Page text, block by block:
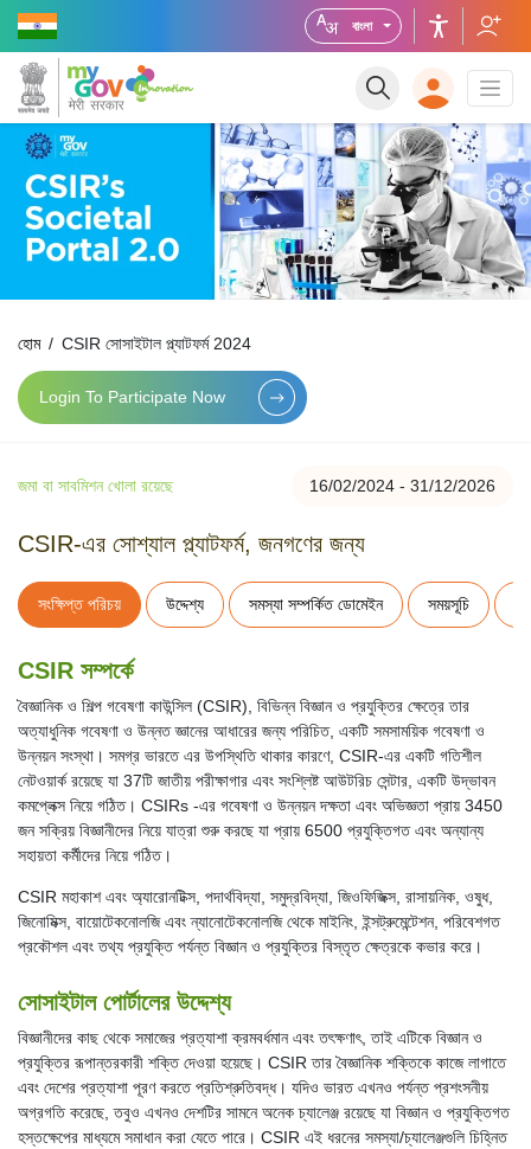
বাংলা
হোম CSIR সোসাইটাল প্ল্যাটফর্ম 2024
Login To Participate Now
জমা বা সাবমিশন খোলা রয়েছে 16/02/2024 - 31/12/2026
CSIR-এর সোশ্যাল প্ল্যাটফর্ম, জনগণের জন্য
সংক্ষিপ্ত পরিচয় উদ্দেশ্য সমস্যা সম্পর্কিত ডোমেইন সময়সূচি
CSIR সম্পর্কে
বৈজ্ঞানিক ও শিল্প গবেষণা কাউন্সিল (CSIR), বিভিন্ন বিজ্ঞান ও প্রযুক্তির ক্ষেত্রে তার
অত্যাধুনিক গবেষণা ও উন্নত জ্ঞানের আধারের জন্য পরিচিত, একটি সমসাময়িক গবেষণা ও
উন্নয়ন সংস্থা। সমগ্র ভারতে এর উপস্থিতি থাকার কারণে, CSIR-এর একটি গতিশীল
নেটওয়ার্ক রয়েছে যা 37টি জাতীয় পরীক্ষাগার এবং সংশ্লিষ্ট আউটরিচ সেন্টার, একটি উদ্ভাবন
কমপ্লেক্স নিয়ে গঠিত। CSIRs -এর গবেষণা ও উন্নয়ন দক্ষতা এবং অভিজ্ঞতা প্রায় 3450
জন সক্রিয় বিজ্ঞানীদের নিয়ে যাত্রা শুরু করছে যা প্রায় 6500 প্রযুক্তিগত এবং অন্যান্য
সহায়তা কর্মীদের নিয়ে গঠিত।
CSIR মহাকাশ এবং অ্যারোনটিক্স, পদার্থবিদ্যা, সমুদ্রবিদ্যা, জিওফিজিক্স, রাসায়নিক, ওষুধ,
জিনোমিক্স, বায়োটেকনোলজি এবং ন্যানোটেকনোলজি থেকে মাইনিং, ইন্সট্রুমেন্টেশন, পরিবেশগত
প্রকৌশল এবং তথ্য প্রযুক্তি পর্যন্ত বিজ্ঞান ও প্রযুক্তির বিস্তৃত ক্ষেত্রকে কভার করে।
সোসাইটাল পোর্টালের উদ্দেশ্য
বিজ্ঞানীদের কাছ থেকে সমাজের প্রত্যাশা ক্রমবর্ধমান এবং তৎক্ষণাৎ, তাই এটিকে বিজ্ঞান ও
প্রযুক্তির রূপান্তরকারী শক্তি দেওয়া হয়েছে। CSIR তার বৈজ্ঞানিক শক্তিকে কাজে লাগাতে
এবং দেশের প্রত্যাশা পূরণ করতে প্রতিশ্রুতিবদ্ধ। যদিও ভারত এখনও পর্যন্ত প্রশংসনীয়
অগ্রগতি করেছে, তবুও এখনও দেশটির সামনে অনেক চ্যালেঞ্জ রয়েছে যা বিজ্ঞান ও প্রযুক্তিগত
হস্তক্ষেপের মাধ্যমে সমাধান করা যেতে পারে। CSIR এই ধরনের সমস্যা/চ্যালেঞ্জগুলি চিহ্নিত